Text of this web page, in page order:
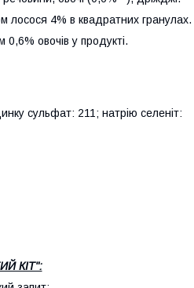
лосося 4% в квадратних гранулах.
0,6% овочів у продукті.
сульфат: 211; натрію селеніт:
КІТ":